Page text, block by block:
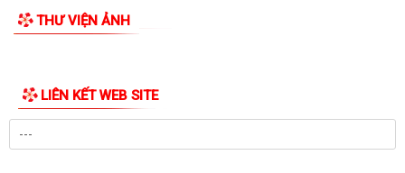
THƯ VIỆN ẢNH